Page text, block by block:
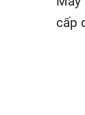
cấp